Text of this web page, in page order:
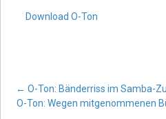
Download O-Ton
Post
← O-Ton: Bänderriss im Samba-
O-Ton: Wegen mitgenommenen